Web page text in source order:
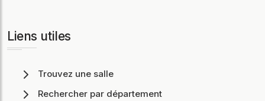
Liens utiles
Trouvez une salle
Rechercher par département